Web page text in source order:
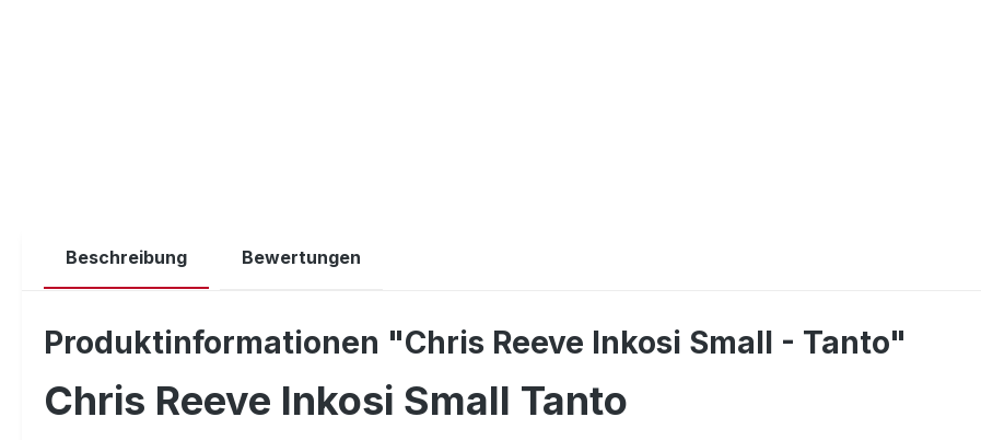
Beschreibung Bewertungen
Produktinformationen "Chris Reeve Inkosi Small - Tanto"
Chris Reeve Inkosi Small Tanto